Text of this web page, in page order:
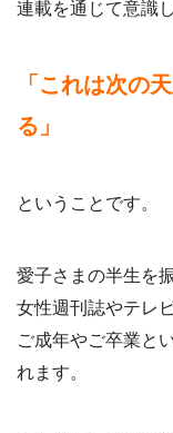
連載を通じて意識
「これは次の
る」
ということです。
愛子さまの半生を
女性週刊誌やテレ
ご成年やご卒業と
れます。